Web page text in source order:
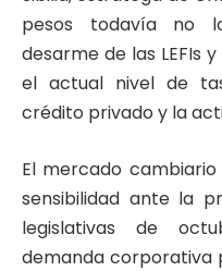
pesos todavía no
desarme de las LEFIs
el actual nivel de
crédito privado y la
El mercado
sensibilidad ante la
legislativas de
demanda corporativa